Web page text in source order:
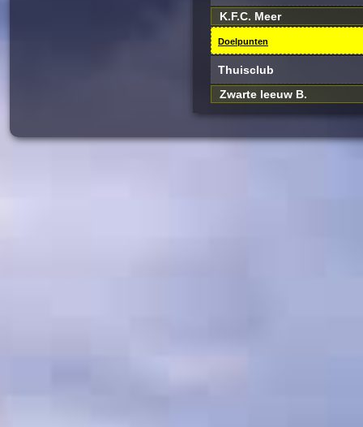
K.F.C. Meer
Doelpunten
Thuisclub
Zwarte leeuw B.